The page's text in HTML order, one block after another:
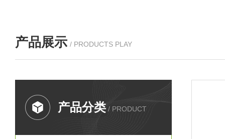
产品展示 / PRODUCTS PLAY
产品分类 / PRODUCT